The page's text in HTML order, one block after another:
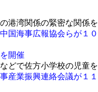
港湾関係の緊密な関係
中国海事広報協会らが１
開催
どで佐方小学校の児童
事産業振興連絡会議が１